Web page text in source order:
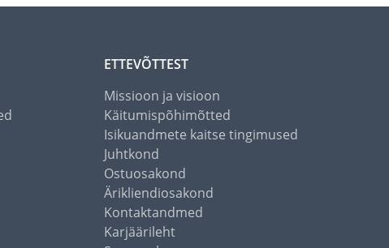
ETTEVÕTTEST
Missioon ja visioon
Käitumispõhimõtted
Isikuandmete kaitse tingimused
Juhtkond
Ostuosakond
Ärikliendiosakond
Kontaktandmed
Karjäärileht